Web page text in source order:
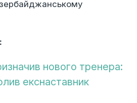
нового тренера:
екснаставник